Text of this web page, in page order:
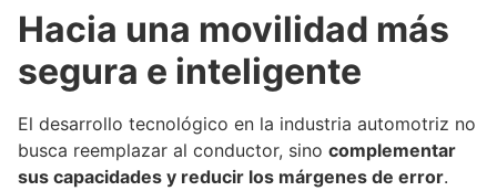
Hacia una movilidad más
segura e inteligente
El desarrollo tecnológico en la industria automotriz no
busca reemplazar al conductor, sino complementar
sus capacidades y reducir los márgenes de error.